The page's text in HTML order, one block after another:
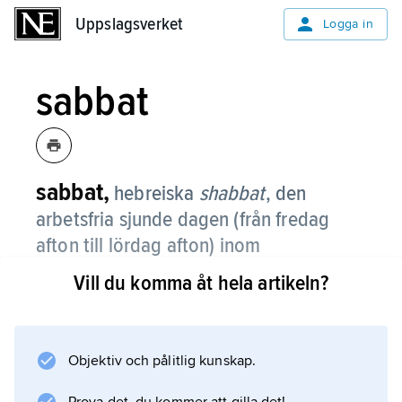
Uppslagsverket Logga in
sabbat
sabbat, hebreiska shabbat, den
arbetsfria sjunde dagen (från fredag
afton till lördag afton) inom
judendomen.
Skaparens vila i begynnelsen (Första
Vill du komma åt hela artikeln?
Objektiv och pålitlig kunskap.